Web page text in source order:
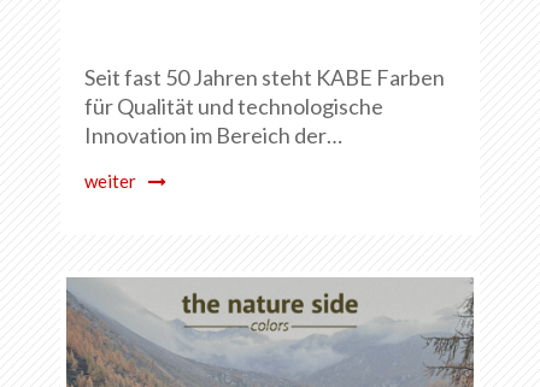
Seit fast 50 Jahren steht KABE Farben
für Qualität und technologische
Innovation im Bereich der…
weiter